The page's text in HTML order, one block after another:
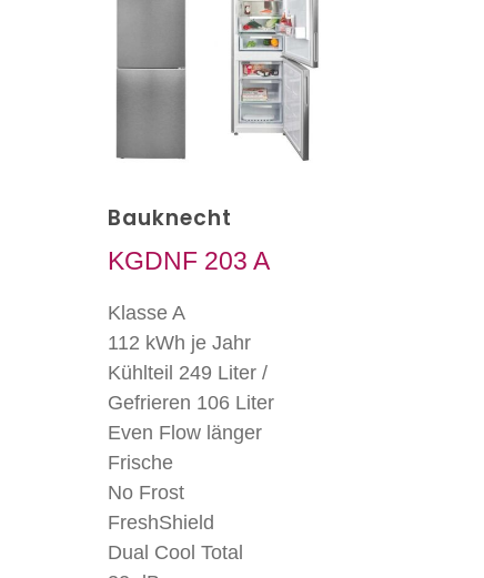
Bauknecht
KGDNF 203 A
Klasse A
112 kWh je Jahr
Kühlteil 249 Liter /
Gefrieren 106 Liter
Even Flow länger
Frische
No Frost
FreshShield
Dual Cool Total